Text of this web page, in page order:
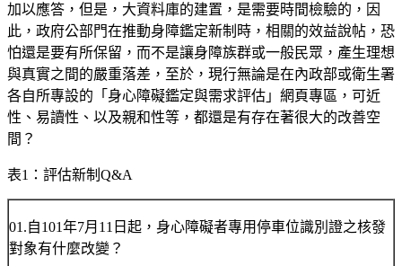
加以應答，但是，大資料庫的建置，是需要時間檢驗的，因
此，政府公部門在推動身障鑑定新制時，相關的效益說帖，恐
怕還是要有所保留，而不是讓身障族群或一般民眾，產生理想
與真實之間的嚴重落差，至於，現行無論是在內政部或衛生署
各自所專設的「身心障礙鑑定與需求評估」網頁專區，可近
性、易讀性、以及親和性等，都還是有存在著很大的改善空
間？
表1：評估新制Q&A
01.自101年7月11日起，身心障礙者專用停車位識別證之核發
對象有什麼改變？